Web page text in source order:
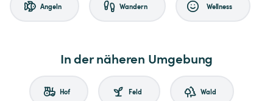
Angeln Wandern Wellness
In der näheren Umgebung
Hof Feld Wald